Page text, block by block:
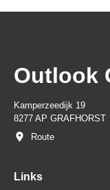
Outlook
Kamperzeedijk 19
8277 AP GRAFHORST
Route
Links